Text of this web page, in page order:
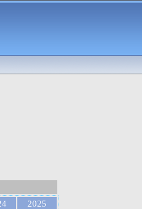
2025